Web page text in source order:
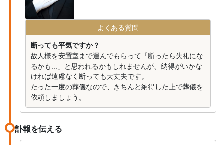
よくある質問
断っても平気ですか？
故人様を安置室まで運んでもらって「断ったら失礼にな
るかも...」と思われるかもしれませんが、納得がいかな
ければ遠慮なく断っても大丈夫です。
たった一度の葬儀なので、きちんと納得した上で葬儀を
依頼しましょう。
訃報を伝える